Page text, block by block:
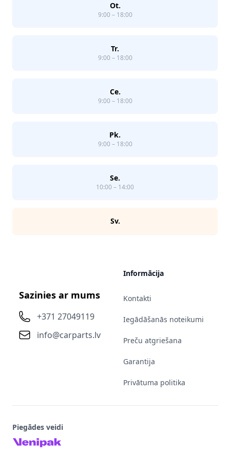
Ot.
9:00 – 18:00
Tr.
9:00 – 18:00
Ce.
9:00 – 18:00
Pk.
9:00 – 18:00
Se.
10:00 – 14:00
Sv.
Sazinies ar mums
+371 27049119
info@carparts.lv
Informācija
Kontakti
Iegādāšanās noteikumi
Preču atgriešana
Garantija
Privātuma politika
Piegādes veidi